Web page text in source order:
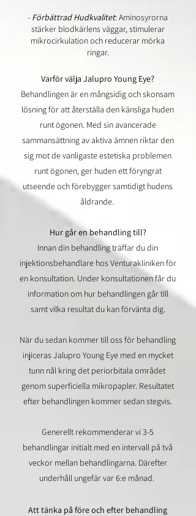
- Förbättrad Hudkvalitet: Aminosyrorna
stärker blodkärlens väggar, stimulerar
mikrocirkulation och reducerar mörka
ringar.
Varför välja Jalupro Young Eye?
Behandlingen är en mångsidig och skonsam
lösning för att återställa den känsliga huden
runt ögonen. Med sin avancerade
sammansättning av aktiva ämnen riktar den
sig mot de vanligaste estetiska problemen
runt ögonen, ger huden ett föryngrat
utseende och förebygger samtidigt hudens
åldrande.
Hur går en behandling till?
Innan din behandling träffar du din
injektionsbehandlare hos Venturakliniken för
en konsultation. Under konsultationen får du
information om hur behandlingen går till
samt vilka resultat du kan förvänta dig.
När du sedan kommer till oss för behandling
injiceras Jalupro Young Eye med en mycket
tunn nål kring det periorbitala området
genom superficiella mikropapler. Resultatet
efter behandlingen kommer sedan stegvis.
Generellt rekommenderar vi 3-5
behandlingar initialt med en intervall på två
veckor mellan behandlingarna. Därefter
underhåll ungefär var 6:e månad. ​​
Att tänka på före och efter behandling